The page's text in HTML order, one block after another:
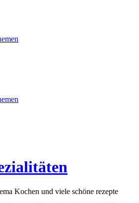
Kochen und viele schöne rezepte